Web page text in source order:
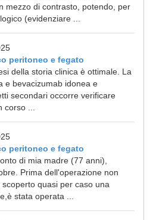
mezzo di contrasto, potendo, per
(evidenziare ...
peritoneo e fegato
della storia clinica è ottimale. La
e bevacizumab idonea e
secondari occorre verificare
...
peritoneo e fegato
di mia madre (77 anni),
Prima dell'operazione non
quasi per caso una
stata operata ...